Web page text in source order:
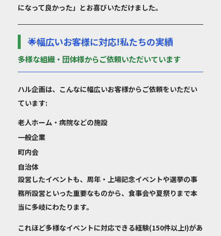
になって良かった」とお喜びいただけました。
🌟幅広いお客様に対応!私たちの実績
多様な組織・団体様からご依頼いただいています
ハル企画は、こんなに幅広いお客様からご依頼をいただい
ています:
老人ホーム・病院などの施設
一般企業
町内会
自治体
設営したイベントも、周年・上場記念イベントや選挙の事
務所設営といった重要なものから、食事会や夏祭りまで本
当に多岐にわたります。
これほど多様なイベントに対応できる経験(150件以上!)があ